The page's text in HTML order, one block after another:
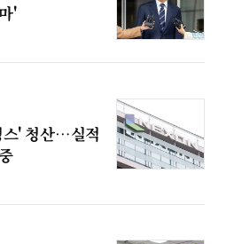
'
스' 청산…실적